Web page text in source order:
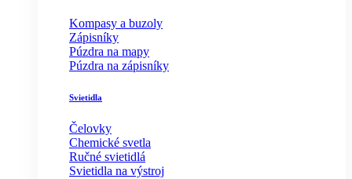
Kompasy a buzoly
Zápisníky
Púzdra na mapy
Púzdra na zápisníky
Svietidla
Čelovky
Chemické svetla
Ručné svietidlá
Svietidla na výstroj